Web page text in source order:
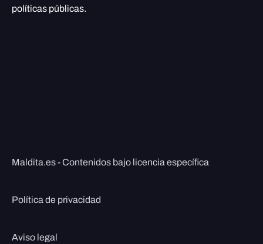
políticas públicas.
Maldita.es - Contenidos bajo licencia específica
Política de privacidad
Aviso legal